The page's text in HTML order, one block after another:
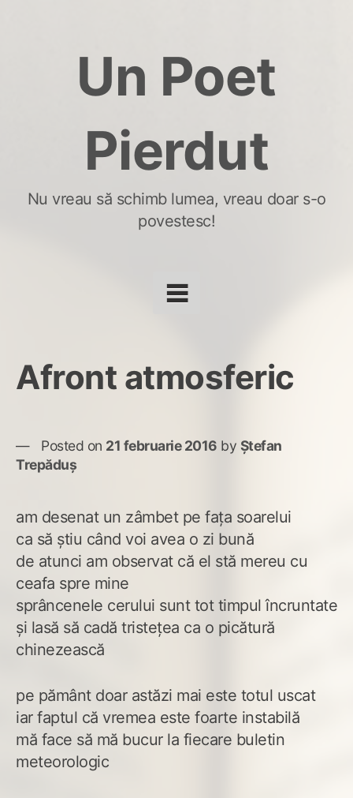
Un Poet
Pierdut
Nu vreau să schimb lumea, vreau doar s-o
povestesc!
Afront atmosferic
Posted on 21 februarie 2016 by Ștefan
Trepăduș
am desenat un zâmbet pe fața soarelui
ca să știu când voi avea o zi bună
de atunci am observat că el stă mereu cu
ceafa spre mine
sprâncenele cerului sunt tot timpul încruntate
și lasă să cadă tristețea ca o picătură
chinezească
pe pământ doar astăzi mai este totul uscat
iar faptul că vremea este foarte instabilă
mă face să mă bucur la fiecare buletin
meteorologic